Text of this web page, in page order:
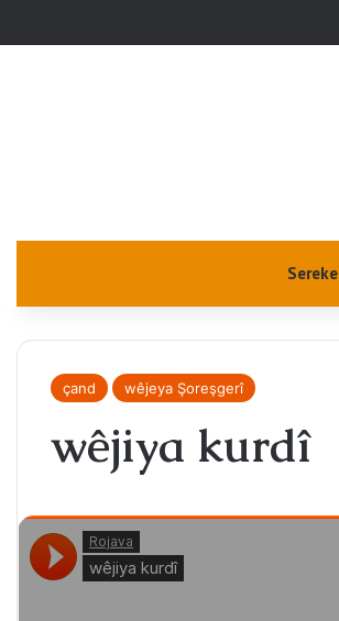
Sereke
çand wêjeya Şoreşgerî
wêjiya kurdî